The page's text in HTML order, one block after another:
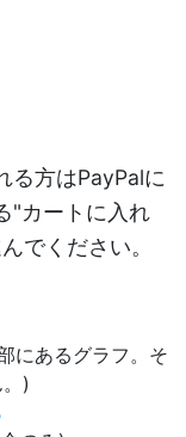
る方はPayPalに
"カートに入れ
でください。
にあるグラフ。そ
)